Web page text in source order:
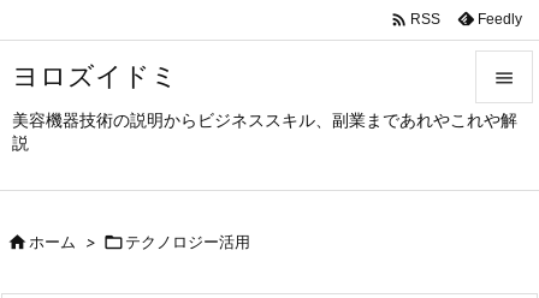
ヨロズイドミ
美容機器技術の説明からビジネススキル、副業まであれやこれや解
説



 RSS Feedly
ホーム > テクノロジー活用